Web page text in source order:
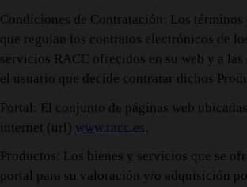
Condiciones de Contratación: Los
que regulan los contratos electrónicos de
servicios RACC ofrecidos en su web y a las
el usuario que decide contratar dichos
Portal: El conjunto de páginas web
internet (url) www.racc.es.
Productos: Los bienes y servicios que se
portal para su valoración y/o adquisición